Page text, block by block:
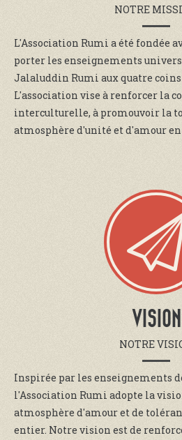
NOTRE
L'Association Rumi a été fondée
porter les enseignements
Jalaluddin Rumi aux quatre coins
L'association vise à renforcer la
interculturelle, à promouvoir la
atmosphère d'unité et d'amour en
VISION
NOTRE
Inspirée par les enseignements
l'Association Rumi adopte la
atmosphère d'amour et de
entier. Notre vision est de